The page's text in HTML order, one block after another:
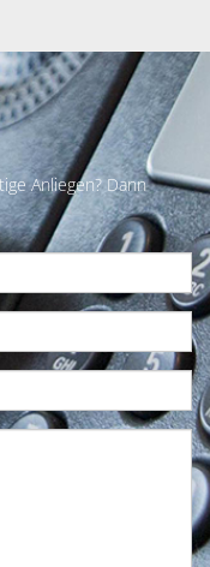
Anliegen? Dann